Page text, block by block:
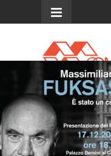
Menu
Evento